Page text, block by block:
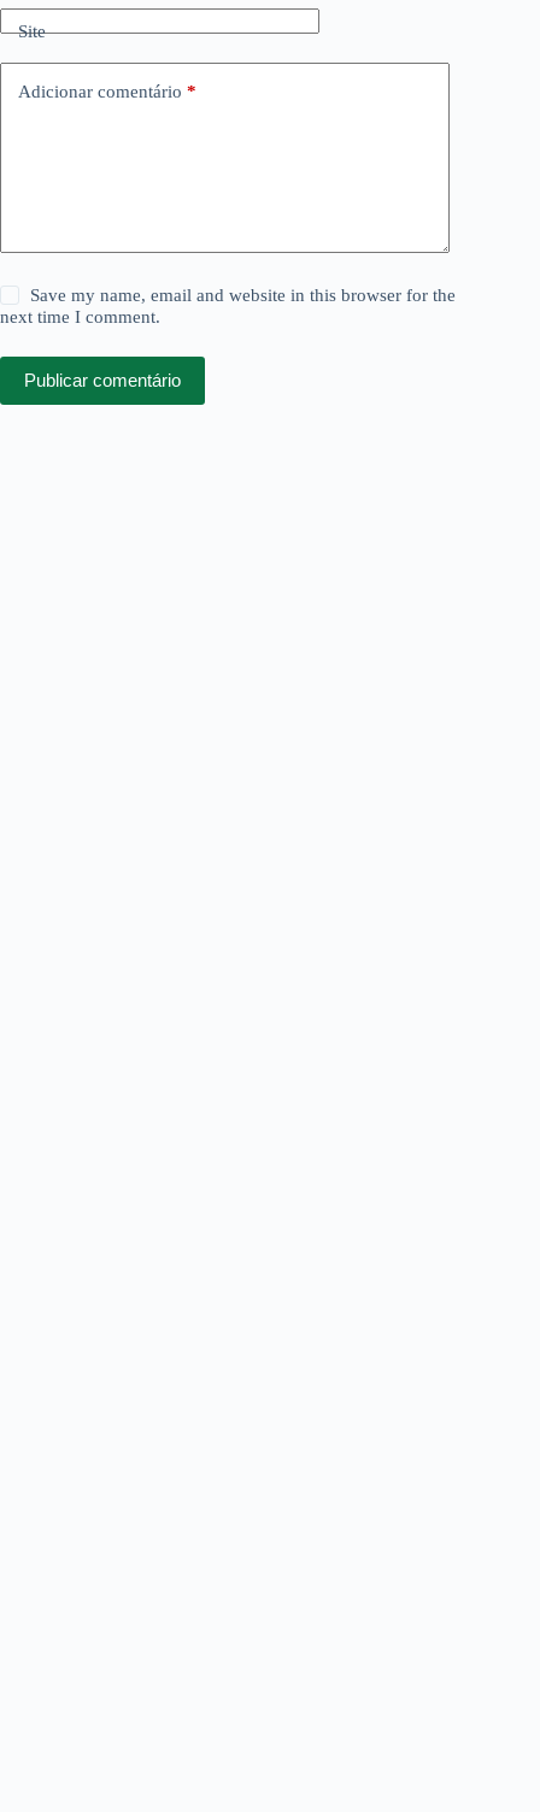
Site
Adicionar comentário *
Save my name, email and website in this browser for the
next time I comment.
Publicar comentário